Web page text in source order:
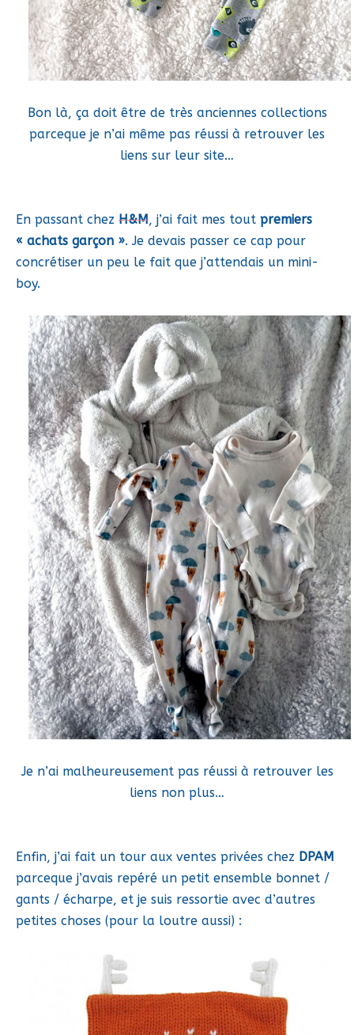
Bon là, ça doit être de très anciennes collections
parceque je n’ai même pas réussi à retrouver les
liens sur leur site…
En passant chez H&M, j’ai fait mes tout premiers
« achats garçon ». Je devais passer ce cap pour
concrétiser un peu le fait que j’attendais un mini-
boy.
Je n’ai malheureusement pas réussi à retrouver les
liens non plus…
Enfin, j’ai fait un tour aux ventes privées chez DPAM
parceque j’avais repéré un petit ensemble bonnet /
gants / écharpe, et je suis ressortie avec d’autres
petites choses (pour la loutre aussi) :